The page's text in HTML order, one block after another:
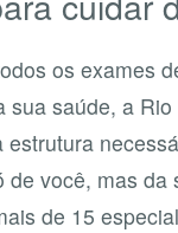
os exames
sua saúde, a
estrutura
de você, mas da
de 15